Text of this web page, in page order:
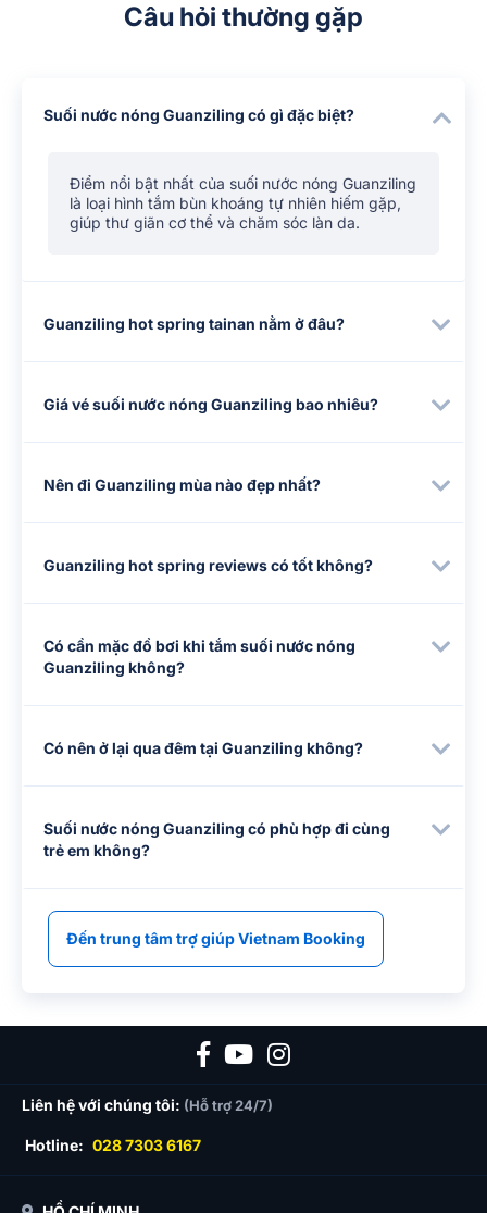
Câu hỏi thường gặp
Suối nước nóng Guanziling có gì đặc biệt?
Điểm nổi bật nhất của suối nước nóng Guanziling
là loại hình tắm bùn khoáng tự nhiên hiếm gặp,
giúp thư giãn cơ thể và chăm sóc làn da.
Guanziling hot spring tainan nằm ở đâu?
Giá vé suối nước nóng Guanziling bao nhiêu?
Nên đi Guanziling mùa nào đẹp nhất?
Guanziling hot spring reviews có tốt không?
Có cần mặc đồ bơi khi tắm suối nước nóng
Guanziling không?
Có nên ở lại qua đêm tại Guanziling không?
Suối nước nóng Guanziling có phù hợp đi cùng
trẻ em không?
Đến trung tâm trợ giúp Vietnam Booking
Liên hệ với chúng tôi: (Hỗ trợ 24/7)
Hotline: 028 7303 6167